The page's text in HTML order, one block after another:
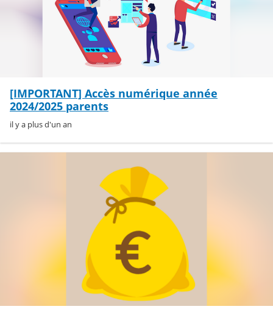
[IMPORTANT] Accès numérique année
2024/2025 parents
il y a plus d'un an